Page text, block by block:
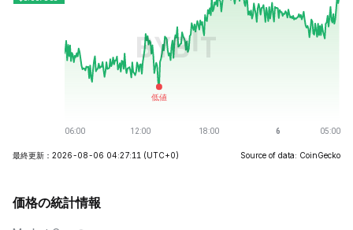
最終更新：2026-08-06 04:27:11 (UTC+0) Source of data: CoinGecko
価格の統計情報